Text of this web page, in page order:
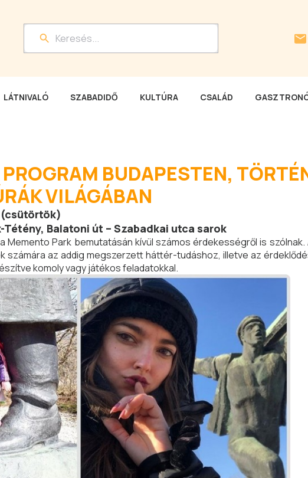
LÁTNIVALÓ SZABADIDŐ KULTÚRA CSALÁD
BUDAPESTEN,
VILÁGÁBAN
(csütörtök)
Tétény, Balatoni út – Szabadkai utca sarok
Park bemutatásán kívül számos érdekességről is
az addig megszerzett háttér-tudáshoz, illetve az
komoly vagy játékos feladatokkal.